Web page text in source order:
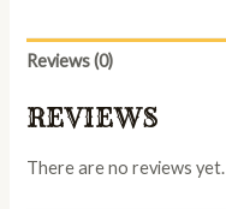
Reviews (0)
REVIEWS
There are no reviews yet.